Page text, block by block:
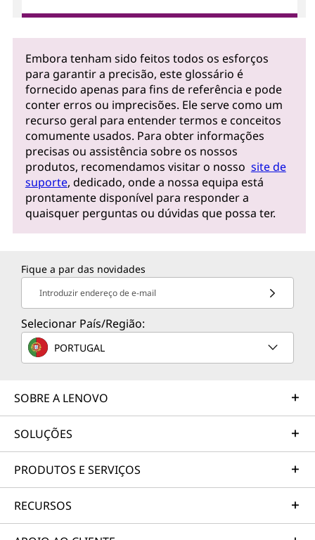
Embora tenham sido feitos todos os esforços
para garantir a precisão, este glossário é
fornecido apenas para fins de referência e pode
conter erros ou imprecisões. Ele serve como um
recurso geral para entender termos e conceitos
comumente usados. Para obter informações
precisas ou assistência sobre os nossos
produtos, recomendamos visitar o nosso site de
suporte, dedicado, onde a nossa equipa está
prontamente disponível para responder a
quaisquer perguntas ou dúvidas que possa ter.
Fique a par das novidades
Introduzir endereço de e-mail
Selecionar País/Região:
PORTUGAL
SOBRE A LENOVO
SOLUÇÕES
PRODUTOS E SERVIÇOS
RECURSOS